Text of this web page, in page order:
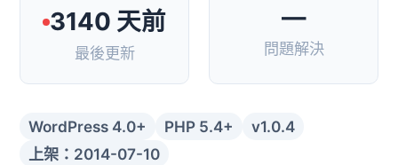
3140 天前
最後更新
—
問題解決
WordPress 4.0+ PHP 5.4+
v1.0.4
上架：2014-07-10